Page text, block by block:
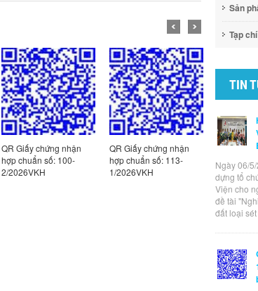
QR Giấy chứng nhận
hợp chuẩn số: 100-
2/2026VKH
QR Giấy chứng nhận
hợp chuẩn số: 113-
1/2026VKH
QR Giấy
hợp
5/
Sản
Tạp chí
TIN
Ngày 06/
dựng tổ
Viện cho
đề tài
đất loại